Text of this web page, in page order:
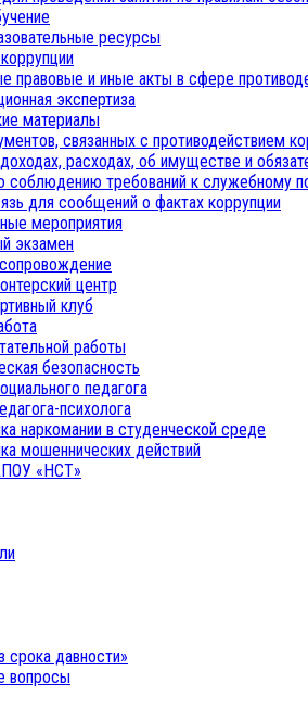
ресурсы
правовые и иные акты в сфере
экспертиза
материалы
связанных с противодействием
расходах, об имуществе и
соблюдению требований к служебному
для сообщений о фактах коррупции
мероприятия
экзамен
центр
клуб
работы
безопасность
педагога
психолога
наркомании в студенческой среде
мошеннических действий
«НСТ»
срока давности»
вопросы